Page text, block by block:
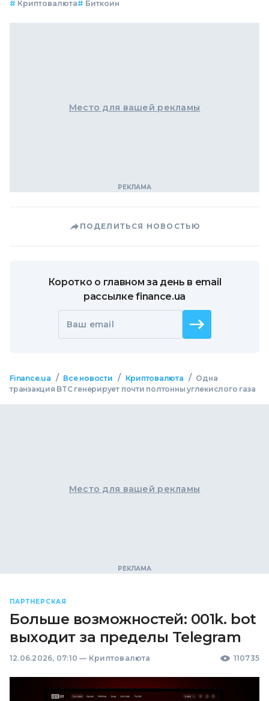
# Криптовалюта# Биткоин
Место для вашей рекламы
ПОДЕЛИТЬСЯ НОВОСТЬЮ
Коротко о главном за день в email
рассылке finance.ua
Ваш email
Finance.ua / Все новости / Криптовалюта / Одна
транзакция BTC генерирует почти полтонны углекислого газа
Место для вашей рекламы
ПАРТНЕРСКАЯ
Больше возможностей: 001k. bot
выходит за пределы Telegram
12.06.2026, 07:10 — Криптовалюта 110735